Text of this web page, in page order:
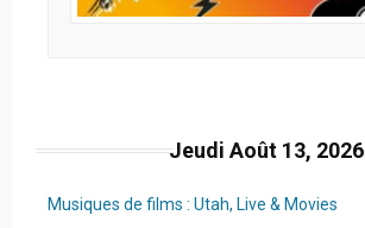
Jeudi Août 13, 2026
Musiques de films : Utah, Live & Movies